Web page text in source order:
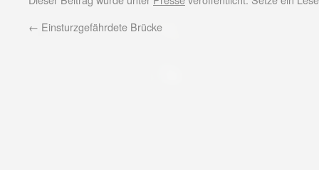
← Einsturzgefährdete Brücke